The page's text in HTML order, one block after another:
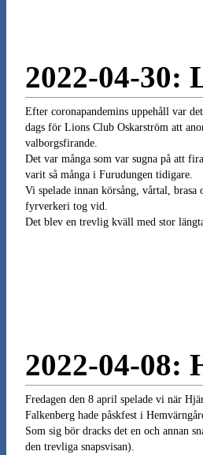
2022-04-30:
Efter coronapandemins uppehåll var
dags för Lions Club Oskarström att
valborgsfirande.
Det var många som var sugna på att
varit så många i Furudungen tidigare.
Vi spelade innan körsång, vårtal, brasa
fyrverkeri tog vid.
Det blev en trevlig kväll med stor
2022-04-08:
Fredagen den 8 april spelade vi när
Falkenberg hade påskfest i
Som sig bör dracks det en och annan
den trevliga snapsvisan).